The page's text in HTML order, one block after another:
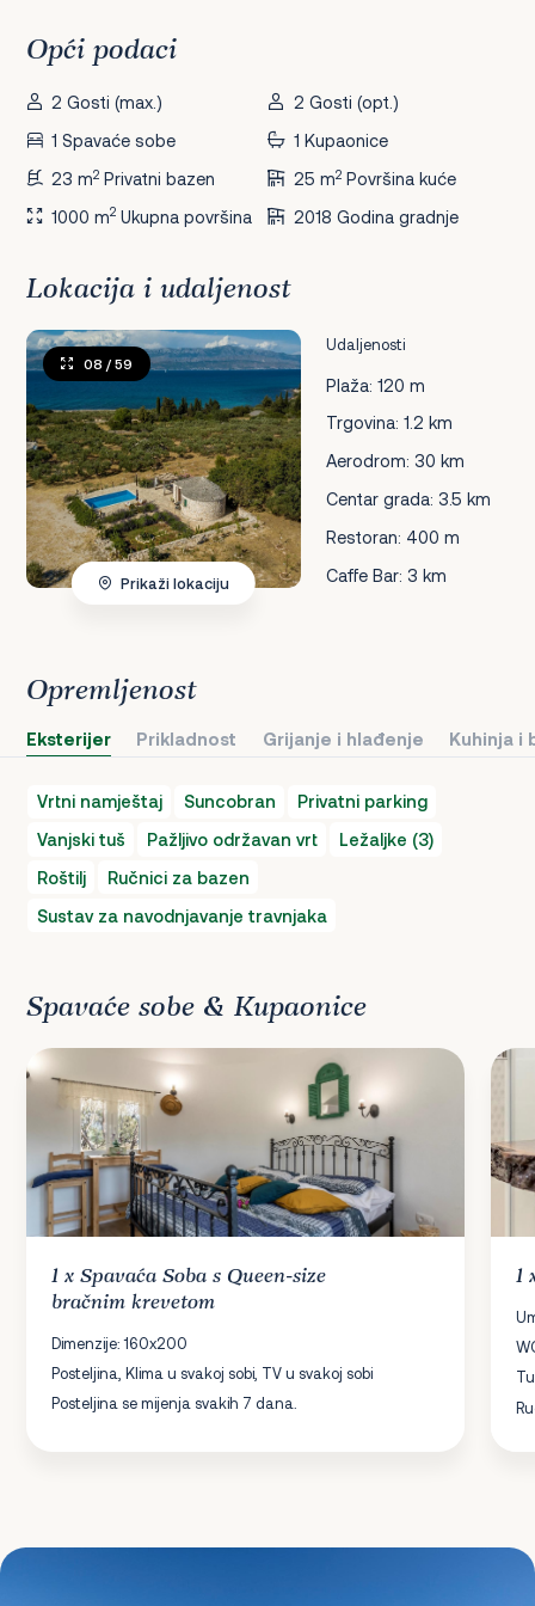
Opći podaci
2 Gosti (max.)
2 Gosti (opt.)
1 Spavaće sobe
1 Kupaonice
23 m2 Privatni bazen 25 m2Površina kuće
1000 m2 Ukupna površina 2018 Godina gradnje
Lokacija i udaljenost
Udaljenosti
Plaža: 120 m
Trgovina: 1.2 km
Aerodrom: 30 km
Centar grada: 3.5 km
Restoran: 400 m
Caffe Bar: 3 km
08 / 59
Prikaži lokaciju
Opremljenost
Eksterijer Prikladnost Grijanje i hlađenje Kuhinja i
Vrtni namještaj Suncobran
Privatni parking
Vanjski tuš
Pažljivo održavan vrt
Ležaljke (3)
Roštilj
Ručnici za bazen
Sustav za navodnjavanje travnjaka
Spavaće sobe & Kupaonice
1 xSpavaća Sobas Queen-size
bračnim krevetom
Dimenzije: 160x200
Posteljina, Klima u svakoj sobi, TV u svakoj sobi
Posteljina se mijenja svakih 7 dana.
1